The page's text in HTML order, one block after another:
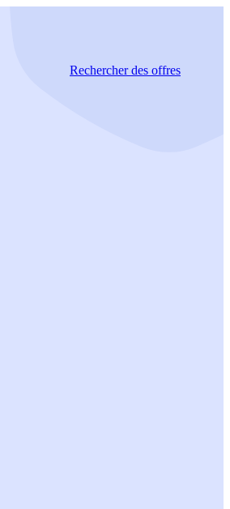
Rechercherdes offres